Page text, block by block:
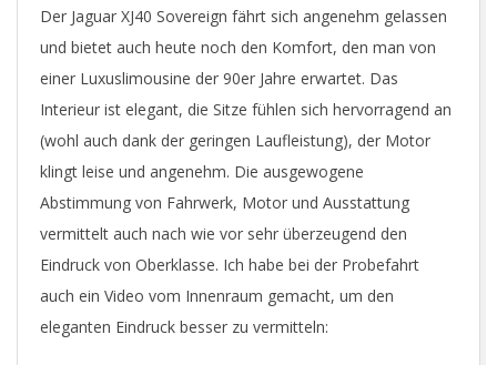
C
O
M
Der Jaguar XJ40 Sovereign fährt sich angenehm gelassen
und bietet auch heute noch den Komfort, den man von
einer Luxuslimousine der 90er Jahre erwartet. Das
Interieur ist elegant, die Sitze fühlen sich hervorragend an
(wohl auch dank der geringen Laufleistung), der Motor
klingt leise und angenehm. Die ausgewogene
Abstimmung von Fahrwerk, Motor und Ausstattung
vermittelt auch nach wie vor sehr überzeugend den
Eindruck von Oberklasse. Ich habe bei der Probefahrt
auch ein Video vom Innenraum gemacht, um den
eleganten Eindruck besser zu vermitteln: